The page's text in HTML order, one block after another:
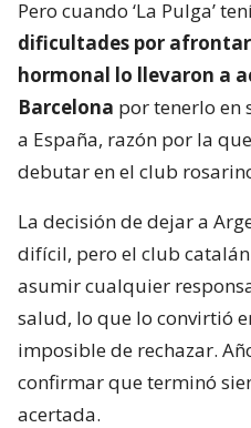
Pero cuando ‘La Pulga’
dificultades por
hormonal lo llevaron a
Barcelona por tenerlo en
a España, razón por la
debutar en el club
La decisión de dejar a
difícil, pero el club
asumir cualquier
salud, lo que lo convirtió
imposible de rechazar.
confirmar que terminó
acertada.